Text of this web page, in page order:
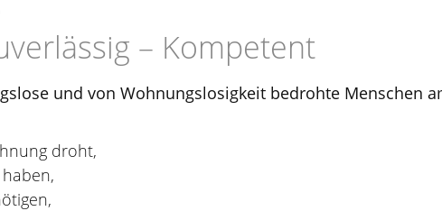
– Kompetent
und von Wohnungslosigkeit bedrohte Menschen
droht,